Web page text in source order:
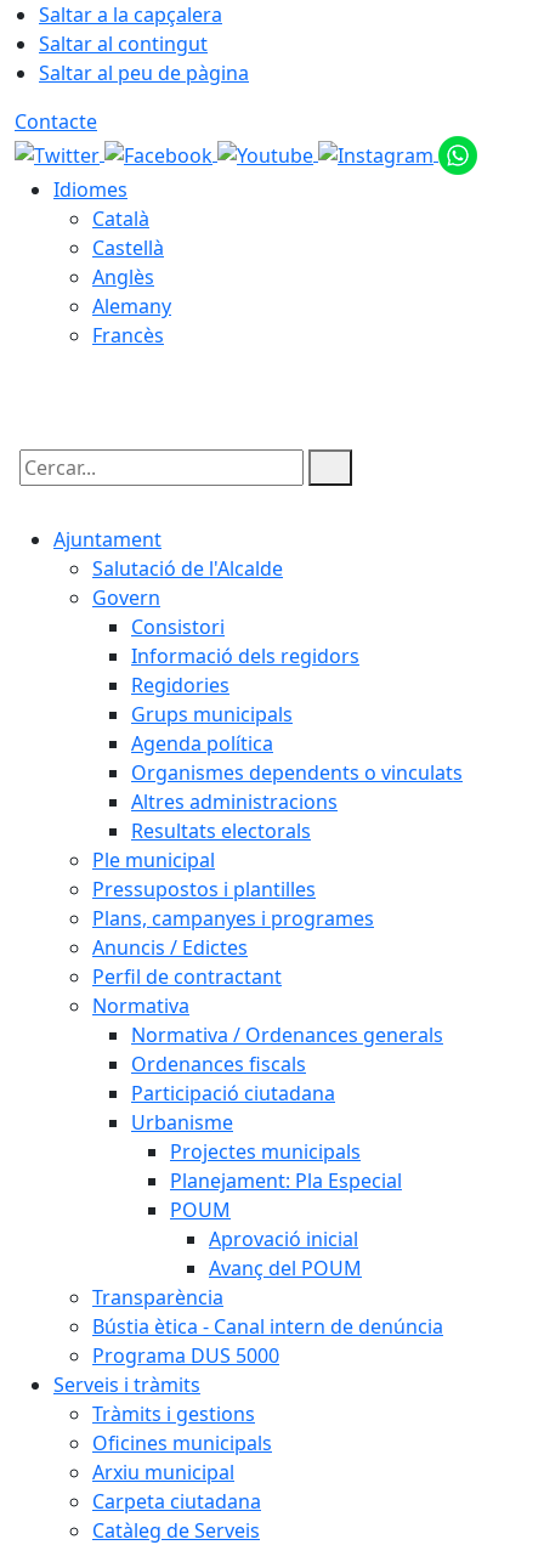
Saltar a la capçalera
Saltar al contingut
Saltar al peu de pàgina
Contacte
Idiomes
Català
Castellà
Anglès
Alemany
Francès
Cercar:
Ajuntament
Salutació de l'Alcalde
Govern
Consistori
Informació dels regidors
Regidories
Grups municipals
Agenda política
Organismes dependents o vinculats
Altres administracions
Resultats electorals
Ple municipal
Pressupostos i plantilles
Plans, campanyes i programes
Anuncis / Edictes
Perfil de contractant
Normativa
Normativa / Ordenances generals
Ordenances fiscals
Participació ciutadana
Urbanisme
Projectes municipals
Planejament: Pla Especial
POUM
Aprovació inicial
Avanç del POUM
Transparència
Bústia ètica - Canal intern de denúncia
Programa DUS 5000
Serveis i tràmits
Tràmits i gestions
Oficines municipals
Arxiu municipal
Carpeta ciutadana
Catàleg de Serveis